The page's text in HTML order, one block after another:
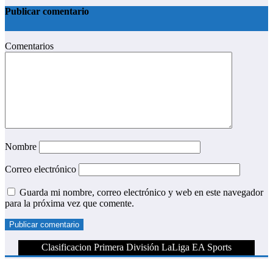
Publicar comentario
Comentarios
Nombre
Correo electrónico
Guarda mi nombre, correo electrónico y web en este navegador
para la próxima vez que comente.
Clasificacion Primera División LaLiga EA Sports